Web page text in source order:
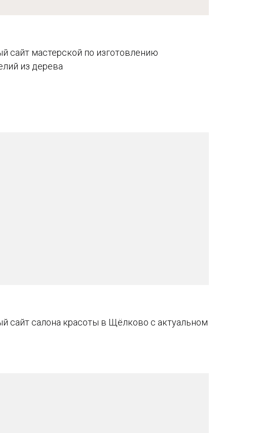
сайт мастерской по изготовлению
из дерева
сайт салона красоты в Щёлково с актуальном